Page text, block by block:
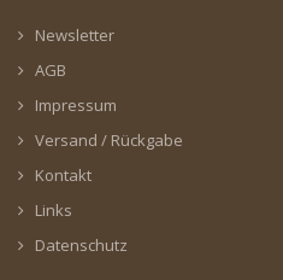
Newsletter
AGB
Impressum
Versand / Rückgabe
Kontakt
Links
Datenschutz